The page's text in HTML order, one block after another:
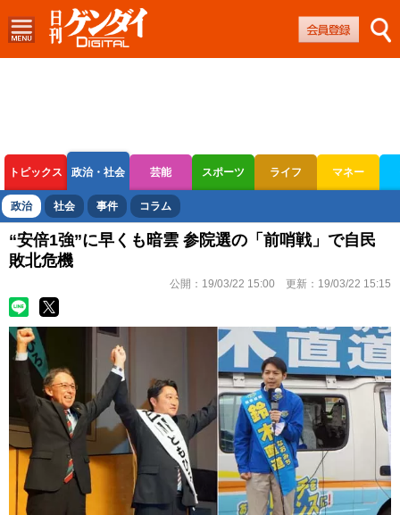
トピックス 政治・社会 芸能 スポーツ ライフ マネー
ボートレース 競輪 オートレース
政治 社会 事件 コラム
“安倍1強”に早くも暗雲 参院選の「前哨戦」で自民
敗北危機
公開： 19/03/22 15:00 更新： 19/03/22 15:15